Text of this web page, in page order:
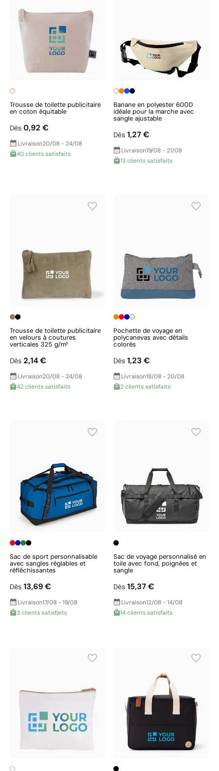
Trousse de toilette publicitaire
en coton équitable
Dès 0,92 €
Livraison20/08 - 24/08
40 clients satisfaits
Banane en polyester 600D
idéale pour la marche avec
sangle ajustable
Dès 1,27 €
Livraison19/08 - 21/08
13 clients satisfaits
Trousse de toilette publicitaire
en velours à coutures
verticales 325 g/m²
Dès 2,14 €
Livraison20/08 - 24/08
42 clients satisfaits
Pochette de voyage en
polycanevas avec détails
colorés
Dès 1,23 €
Livraison18/08 - 20/08
2 clients satisfaits
Sac de sport personnalisable
avec sangles réglables et
réfléchissantes
Dès 13,69 €
Livraison17/08 - 19/08
3 clients satisfaits
Sac de voyage personnalisé en
toile avec fond, poignées et
sangle
Dès 15,37 €
Livraison12/08 - 14/08
14 clients satisfaits